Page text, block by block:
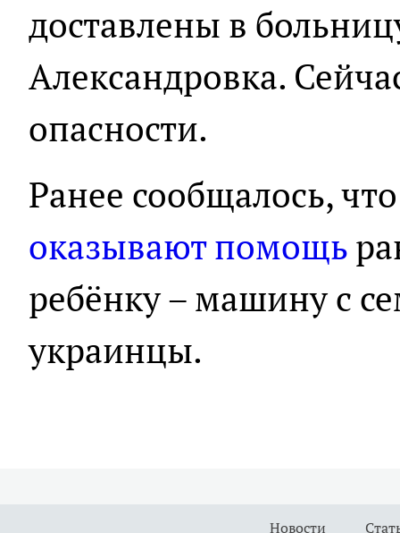
доставлены в
Александровка.
опасности.
Ранее сообщалось,
оказывают помощь
ребёнку – машину с
украинцы.
Новости